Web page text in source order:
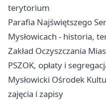
terytorium
Parafia Najświętszego
Mysłowicach - historia,
Zakład Oczyszczania
PSZOK, opłaty i
Mysłowicki Ośrodek
zajęcia i zapisy